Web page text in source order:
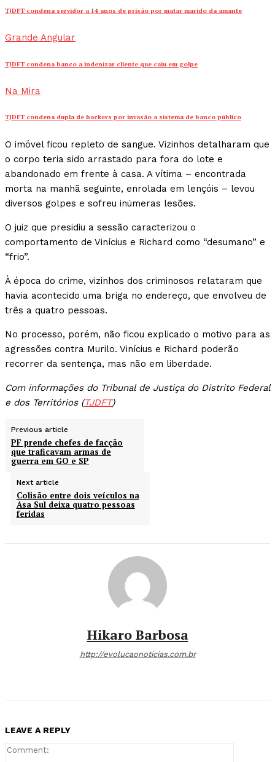
TJDFT condena servidor a 14 anos de prisão por matar marido da amante
Grande Angular
TJDFT condena banco a indenizar cliente que caiu em golpe
Na Mira
TJDFT condena dupla de hackers por invasão a sistema de banco público
O imóvel ficou repleto de sangue. Vizinhos detalharam que
o corpo teria sido arrastado para fora do lote e
abandonado em frente à casa. A vítima – encontrada
morta na manhã seguinte, enrolada em lençóis – levou
diversos golpes e sofreu inúmeras lesões.
O juiz que presidiu a sessão caracterizou o
comportamento de Vinícius e Richard como “desumano” e
“frio”.
À época do crime, vizinhos dos criminosos relataram que
havia acontecido uma briga no endereço, que envolveu de
três a quatro pessoas.
No processo, porém, não ficou explicado o motivo para as
agressões contra Murilo. Vinícius e Richard poderão
recorrer da sentença, mas não em liberdade.
Com informações do Tribunal de Justiça do Distrito Federal
e dos Territórios (TJDFT)
Previous article
PF prende chefes de facção
que traficavam armas de
guerra em GO e SP
Next article
Colisão entre dois veículos na
Asa Sul deixa quatro pessoas
feridas
Hikaro Barbosa
http://evolucaonoticias.com.br
LEAVE A REPLY